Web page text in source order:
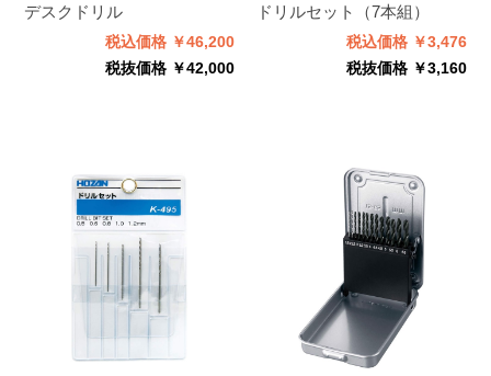
デスクドリル
税込価格 ￥46,200
税抜価格 ￥42,000
ドリルセット（7本組）
税込価格 ￥3,476
税抜価格 ￥3,160